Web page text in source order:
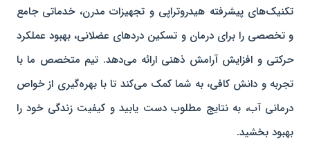
تکنیک‌های پیشرفته هیدروتراپی و تجهیزات مدرن، خدماتی جامع
و تخصصی را برای درمان و تسکین دردهای عضلانی، بهبود عملکرد
حرکتی و افزایش آرامش ذهنی ارائه می‌دهد. تیم متخصص ما با
تجربه و دانش کافی، به شما کمک می‌کند تا با بهره‌گیری از خواص
درمانی آب، به نتایج مطلوب دست یابید و کیفیت زندگی خود را
بهبود بخشید.